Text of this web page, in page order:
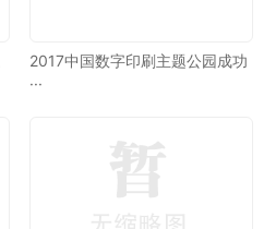
2017中国数字印刷主题公园成功
···